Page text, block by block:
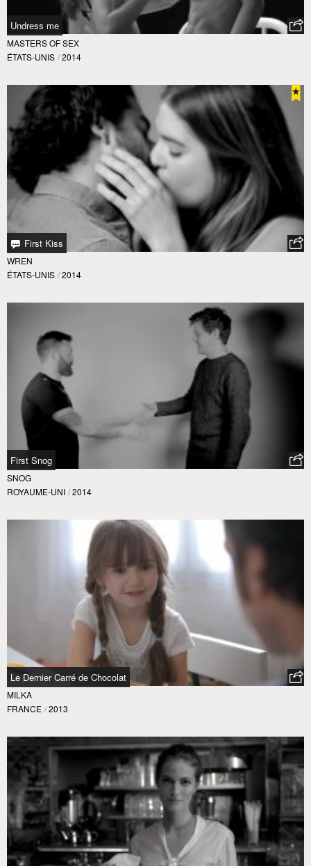
Undress me
MASTERS OF SEX
ÉTATS-UNIS / 2014
First Kiss
WREN
ÉTATS-UNIS / 2014
First Snog
SNOG
ROYAUME-UNI / 2014
Le Dernier Carré de Chocolat
MILKA
FRANCE / 2013